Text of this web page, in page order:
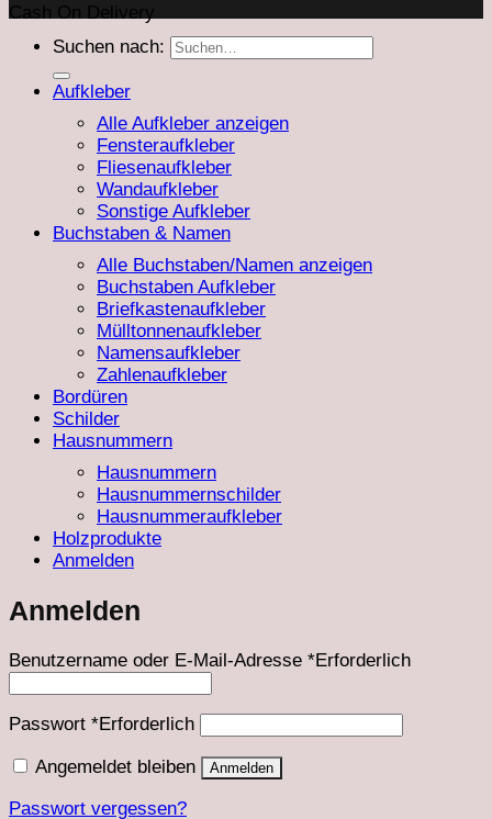
Cash On Delivery
Suchen nach:
Aufkleber
Alle Aufkleber anzeigen
Fensteraufkleber
Fliesenaufkleber
Wandaufkleber
Sonstige Aufkleber
Buchstaben & Namen
Alle Buchstaben/Namen anzeigen
Buchstaben Aufkleber
Briefkastenaufkleber
Mülltonnenaufkleber
Namensaufkleber
Zahlenaufkleber
Bordüren
Schilder
Hausnummern
Hausnummern
Hausnummernschilder
Hausnummeraufkleber
Holzprodukte
Anmelden
Anmelden
Benutzername oder E-Mail-Adresse *Erforderlich
Passwort *Erforderlich
Angemeldet bleiben Anmelden
Passwort vergessen?